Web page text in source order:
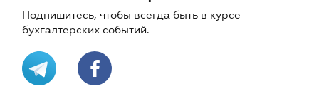
Подпишитесь, чтобы всегда быть в курсе
бухгалтерских событий.